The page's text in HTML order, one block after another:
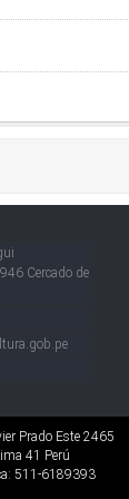
Cercado de
Prado Este 2465
41 Perú
511-6189393